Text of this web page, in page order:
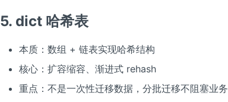
5. dict 哈希表
本质：数组 + 链表实现哈希结构
核心：扩容缩容、渐进式 rehash
重点：不是一次性迁移数据，分批迁移不阻塞业务